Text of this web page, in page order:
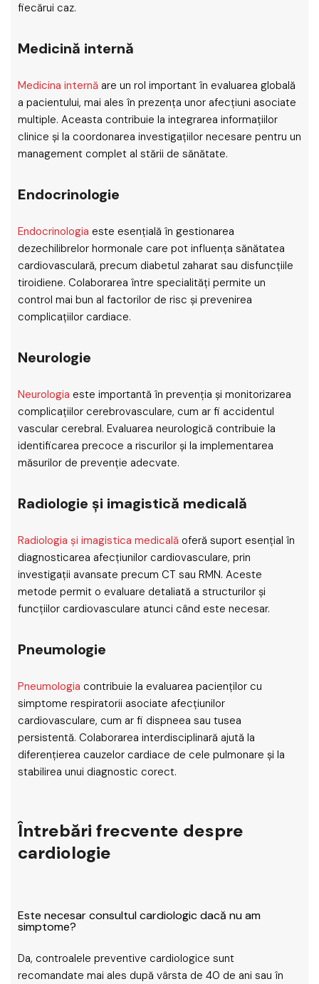
fiecărui caz.
Medicină internă
Medicina internă are un rol important în evaluarea globală
a pacientului, mai ales în prezența unor afecțiuni asociate
multiple. Aceasta contribuie la integrarea informațiilor
clinice și la coordonarea investigațiilor necesare pentru un
management complet al stării de sănătate.
Endocrinologie
Endocrinologia este esențială în gestionarea
dezechilibrelor hormonale care pot influența sănătatea
cardiovasculară, precum diabetul zaharat sau disfuncțiile
tiroidiene. Colaborarea între specialități permite un
control mai bun al factorilor de risc și prevenirea
complicațiilor cardiace.
Neurologie
Neurologia este importantă în prevenția și monitorizarea
complicațiilor cerebrovasculare, cum ar fi accidentul
vascular cerebral. Evaluarea neurologică contribuie la
identificarea precoce a riscurilor și la implementarea
măsurilor de prevenție adecvate.
Radiologie și imagistică medicală
Radiologia și imagistica medicală oferă suport esențial în
diagnosticarea afecțiunilor cardiovasculare, prin
investigații avansate precum CT sau RMN. Aceste
metode permit o evaluare detaliată a structurilor și
funcțiilor cardiovasculare atunci când este necesar.
Pneumologie
Pneumologia contribuie la evaluarea pacienților cu
simptome respiratorii asociate afecțiunilor
cardiovasculare, cum ar fi dispneea sau tusea
persistentă. Colaborarea interdisciplinară ajută la
diferențierea cauzelor cardiace de cele pulmonare și la
stabilirea unui diagnostic corect.
Întrebări frecvente despre
cardiologie
Este necesar consultul cardiologic dacă nu am
simptome?
Da, controalele preventive cardiologice sunt
recomandate mai ales după vârsta de 40 de ani sau în